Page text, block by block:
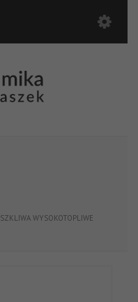
SZKLIWA WYSOKOTOPLIWE